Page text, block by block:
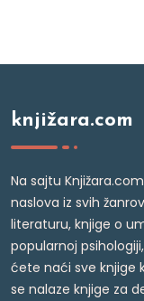
knjižara.com
Na sajtu
naslova iz svih
literaturu, knjige o
popularnoj
ćete naći sve knjige
se nalaze knjige za